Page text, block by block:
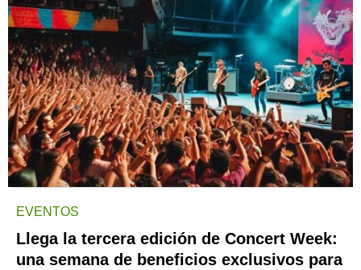
EVENTOS
Llega la tercera edición de Concert Week:
una semana de beneficios exclusivos para